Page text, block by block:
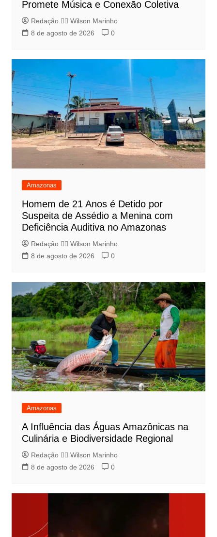
Promete Música e Conexão Coletiva
Redação 👨‍⚖️​ Wilson Marinho
8 de agosto de 2026
0
Amazonas
Homem de 21 Anos é Detido por
Suspeita de Assédio a Menina com
Deficiência Auditiva no Amazonas
Redação 👨‍⚖️​ Wilson Marinho
8 de agosto de 2026
0
Amazonas
A Influência das Águas Amazônicas na
Culinária e Biodiversidade Regional
Redação 👨‍⚖️​ Wilson Marinho
8 de agosto de 2026
0